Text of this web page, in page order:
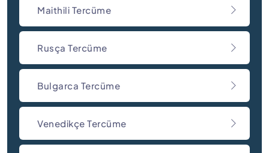
Maithili Tercüme
Rusça Tercüme
Bulgarca Tercüme
Venedikçe Tercüme